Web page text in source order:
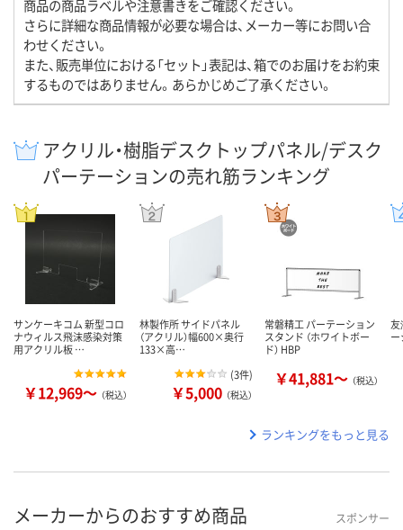
商品の商品ラベルや注意書きをご確認ください。
さらに詳細な商品情報が必要な場合は、メーカー等にお問い合
わせください。
また、販売単位における「セット」表記は、箱でのお届けをお約束
するものではありません。あらかじめご了承ください。
アクリル・樹脂デスクトップパネル/デスク
パーテーションの売れ筋ランキング
サンケーキコム 新型コロ
ナウィルス飛沫感染対策
用アクリル板 …
￥12,969～ （税込）
林製作所 サイドパネル
（アクリル）幅600×奥行
133×高…
(3件)
￥5,000 （税込）
常磐精工 パーテーション
スタンド （ホワイトボー
ド） HBP
￥41,881～ （税込）
友
ランキングをもっと見る
メーカーからのおすすめ商品 スポンサー